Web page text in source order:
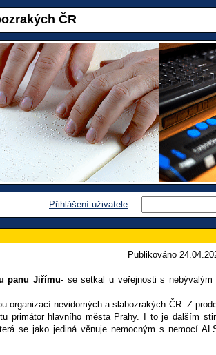
ČR
Přihlášení uživatele
Publikováno
panu Jiřímu- se setkal u veřejnosti s
organizací nevidomých a slabozrakých ČR. Z
primátor hlavního města Prahy. I to je dalším
se jako jediná věnuje nemocným s nemocí